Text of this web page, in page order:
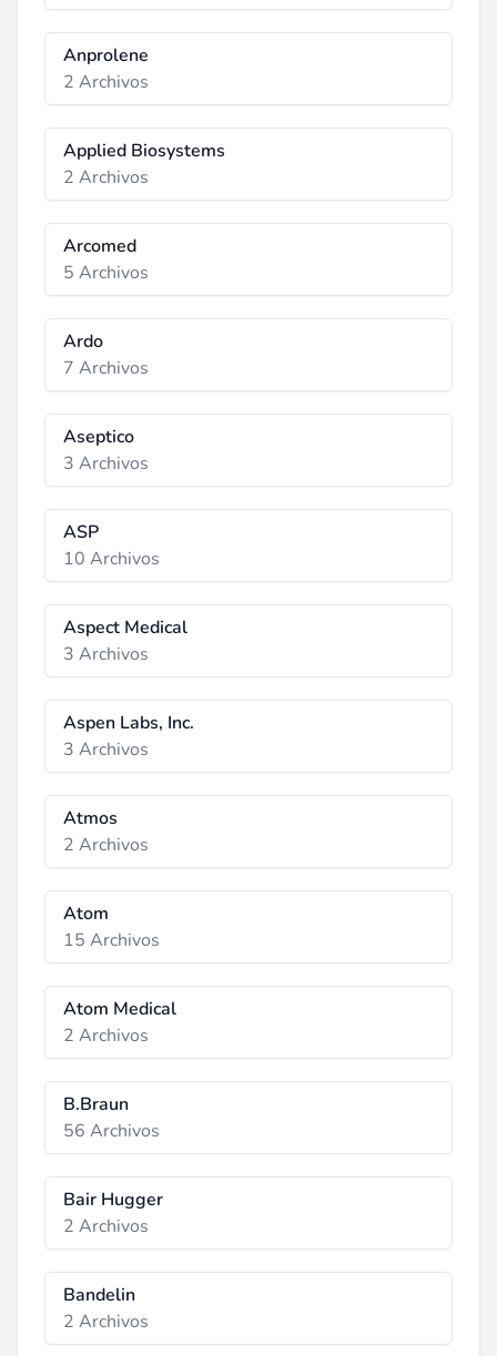
Anprolene
2 Archivos
Applied Biosystems
2 Archivos
Arcomed
5 Archivos
Ardo
7 Archivos
Aseptico
3 Archivos
ASP
10 Archivos
Aspect Medical
3 Archivos
Aspen Labs, Inc.
3 Archivos
Atmos
2 Archivos
Atom
15 Archivos
Atom Medical
2 Archivos
B.Braun
56 Archivos
Bair Hugger
2 Archivos
Bandelin
2 Archivos